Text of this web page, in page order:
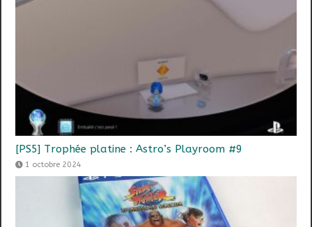
[PS5] Trophée platine : Astro’s Playroom #9
1 octobre 2024